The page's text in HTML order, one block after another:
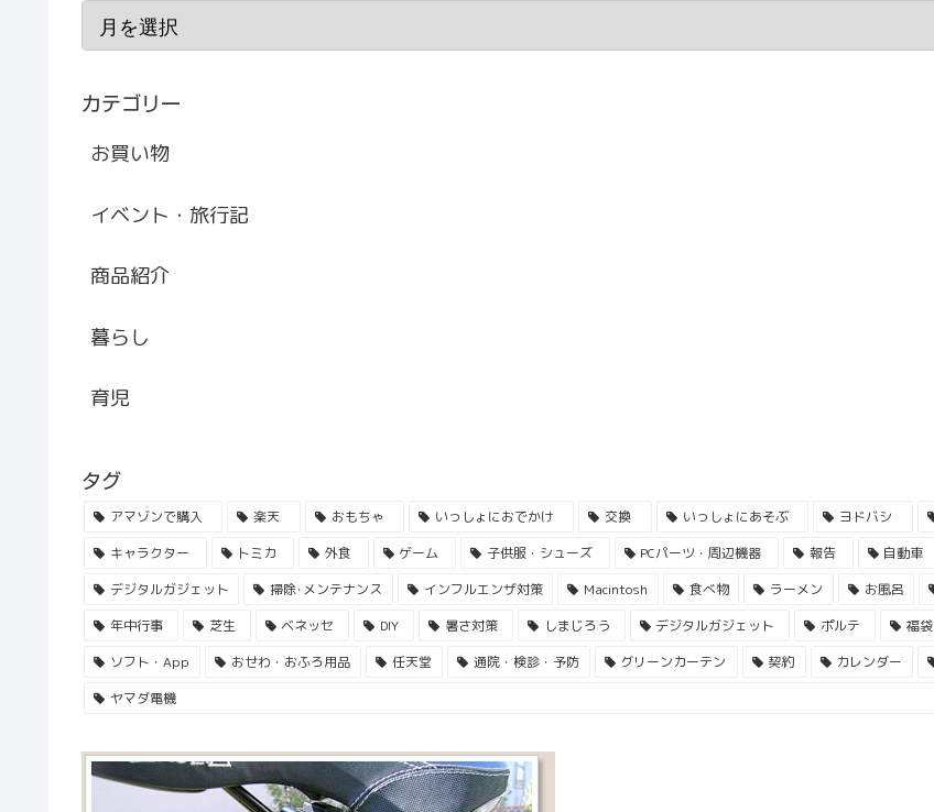
カテゴリー
お買い物
イベント・旅行記
商品紹介
暮らし
育児
タグ
アマゾンで購入 楽天 おもちゃ いっしょにおでかけ 交換 いっしょにあそぶ ヨドバシ
キャラクター
トミカ 外食 ゲーム 子供服・シューズ PCパーツ・周辺機器 報告 自動車
デジタルガジェット
掃除･メンテナンス インフルエンザ対策 Macintosh 食べ物 ラーメン お風呂
年中行事
芝生 ベネッセ DIY 暑さ対策 しまじろう デジタルガジェット ポルテ 福袋
ソフト・App
おせわ・おふろ用品 任天堂 通院・検診・予防 グリーンカーテン 契約 カレンダー
ヤマダ電機